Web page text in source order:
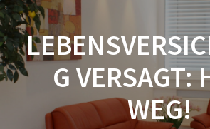
G VERSAGT:
WEG!